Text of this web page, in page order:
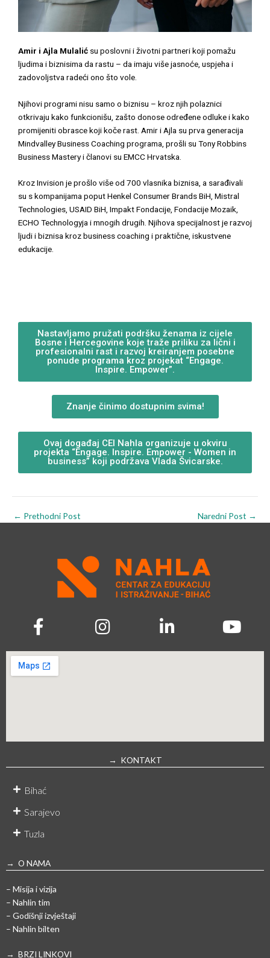
Amir i Ajla Mulalić su poslovni i životni partneri koji pomažu
ljudima i biznisima da rastu – da imaju više jasnoće, uspjeha i
zadovoljstva radeći ono što vole.
Njihovi programi nisu samo o biznisu – kroz njih polaznici
otkrivaju kako funkcionišu, zašto donose određene odluke i kako
promijeniti obrasce koji koče rast. Amir i Ajla su prva generacija
Mindvalley Business Coaching programa, prošli su Tony Robbins
Business Mastery i članovi su EMCC Hrvatska.
Kroz Invision je prošlo više od 700 vlasnika biznisa, a sarađivali
su s kompanijama poput Henkel Consumer Brands BiH, Mistral
Technologies, USAID BiH, Impakt Fondacije, Fondacije Mozaik,
ECHO Technologyja i mnogih drugih. Njihova specijalnost je razvoj
ljudi i biznisa kroz business coaching i praktične, iskustvene
edukacije.
Nastavljamo pružati podršku ženama iz cijele
Bosne i Hercegovine koje traže priliku za lični i
profesionalni rast i razvoj kreiranjem posebne
ponude programa kroz projekat “Engage.
Inspire. Empower”.
Znanje činimo dostupnim svima!
Ovaj događaj CEI Nahla organizuje u okviru
projekta “Engage. Inspire. Empower - Women in
business” koji podržava Vlada Švicarske.
← Prethodni Post Naredni Post →
→ KONTAKT
Bihać
Sarajevo
Tuzla
→ O NAMA
– Misija i vizija
– Nahlin tim
– Godišnji izvještaji
– Nahlin bilten
→ BRZI LINKOVI